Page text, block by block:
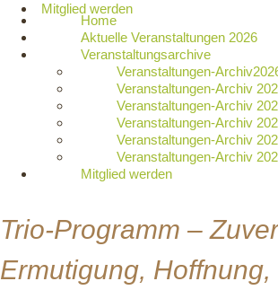
Mitglied werden
Home
Aktuelle Veranstaltungen 2026
Veranstaltungsarchive
Veranstaltungen-
Veranstaltungen-Archiv
Veranstaltungen-Archiv
Veranstaltungen-Archiv
Veranstaltungen-Archiv
Veranstaltungen-Archiv
Mitglied werden
Trio-Programm –
Ermutigung, Hoffnung,